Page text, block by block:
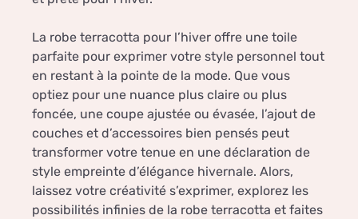
La robe terracotta pour l’hiver offre une toile
parfaite pour exprimer votre style personnel tout
en restant à la pointe de la mode. Que vous
optiez pour une nuance plus claire ou plus
foncée, une coupe ajustée ou évasée, l’ajout de
couches et d’accessoires bien pensés peut
transformer votre tenue en une déclaration de
style empreinte d’élégance hivernale. Alors,
laissez votre créativité s’exprimer, explorez les
possibilités infinies de la robe terracotta et faites